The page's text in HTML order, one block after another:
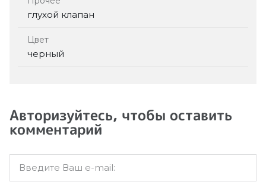
глухой клапан
Цвет
черный
Авторизуйтесь, чтобы оставить
комментарий